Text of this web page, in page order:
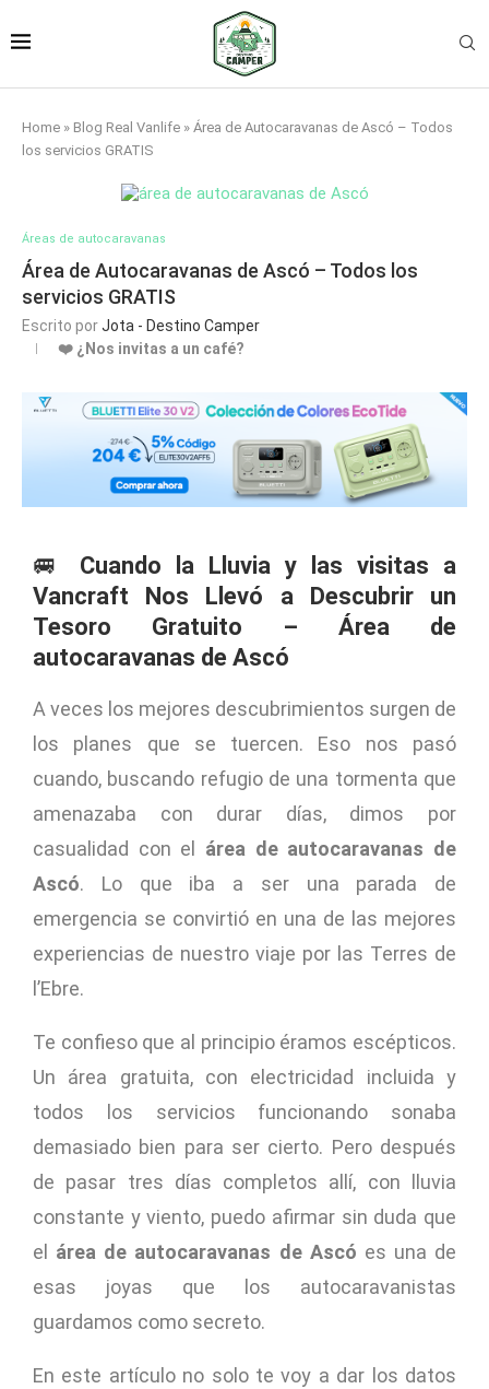
Home » Blog Real Vanlife » Área de Autocaravanas de Ascó – Todos
los servicios GRATIS
Áreas de autocaravanas
Área de Autocaravanas de Ascó – Todos los
servicios GRATIS
Escrito porJota - Destino Camper
❤️ ¿Nos invitas a un café?
🚐 Cuando la Lluvia y las visitas a
Vancraft Nos Llevó a Descubrir un
Tesoro Gratuito – Área de
autocaravanas de Ascó
A veces los mejores descubrimientos surgen de
los planes que se tuercen. Eso nos pasó
cuando, buscando refugio de una tormenta que
amenazaba con durar días, dimos por
casualidad con el área de autocaravanas de
Ascó. Lo que iba a ser una parada de
emergencia se convirtió en una de las mejores
experiencias de nuestro viaje por las Terres de
l’Ebre.
Te confieso que al principio éramos escépticos.
Un área gratuita, con electricidad incluida y
todos los servicios funcionando sonaba
demasiado bien para ser cierto. Pero después
de pasar tres días completos allí, con lluvia
constante y viento, puedo afirmar sin duda que
el área de autocaravanas de Ascó es una de
esas joyas que los autocaravanistas
guardamos como secreto.
En este artículo no solo te voy a dar los datos